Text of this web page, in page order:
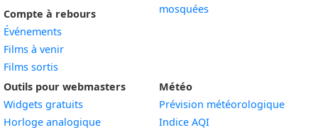
Compte à rebours
Événements
Films à venir
Films sortis
mosquées
Outils pour webmasters
Widgets gratuits
Horloge analogiqueWidget
Météo
Prévision météorologique
Indice AQI